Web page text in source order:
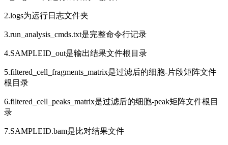
2.logs为运行日志文件夹
3.run_analysis_cmds.txt是完整命令行记录
4.SAMPLEID_out是输出结果文件根目录
5.filtered_cell_fragments_matrix是过滤后的细胞-片段矩阵文件
根目录
6.filtered_cell_peaks_matrix是过滤后的细胞-peak矩阵文件根目
录
7.SAMPLEID.bam是比对结果文件